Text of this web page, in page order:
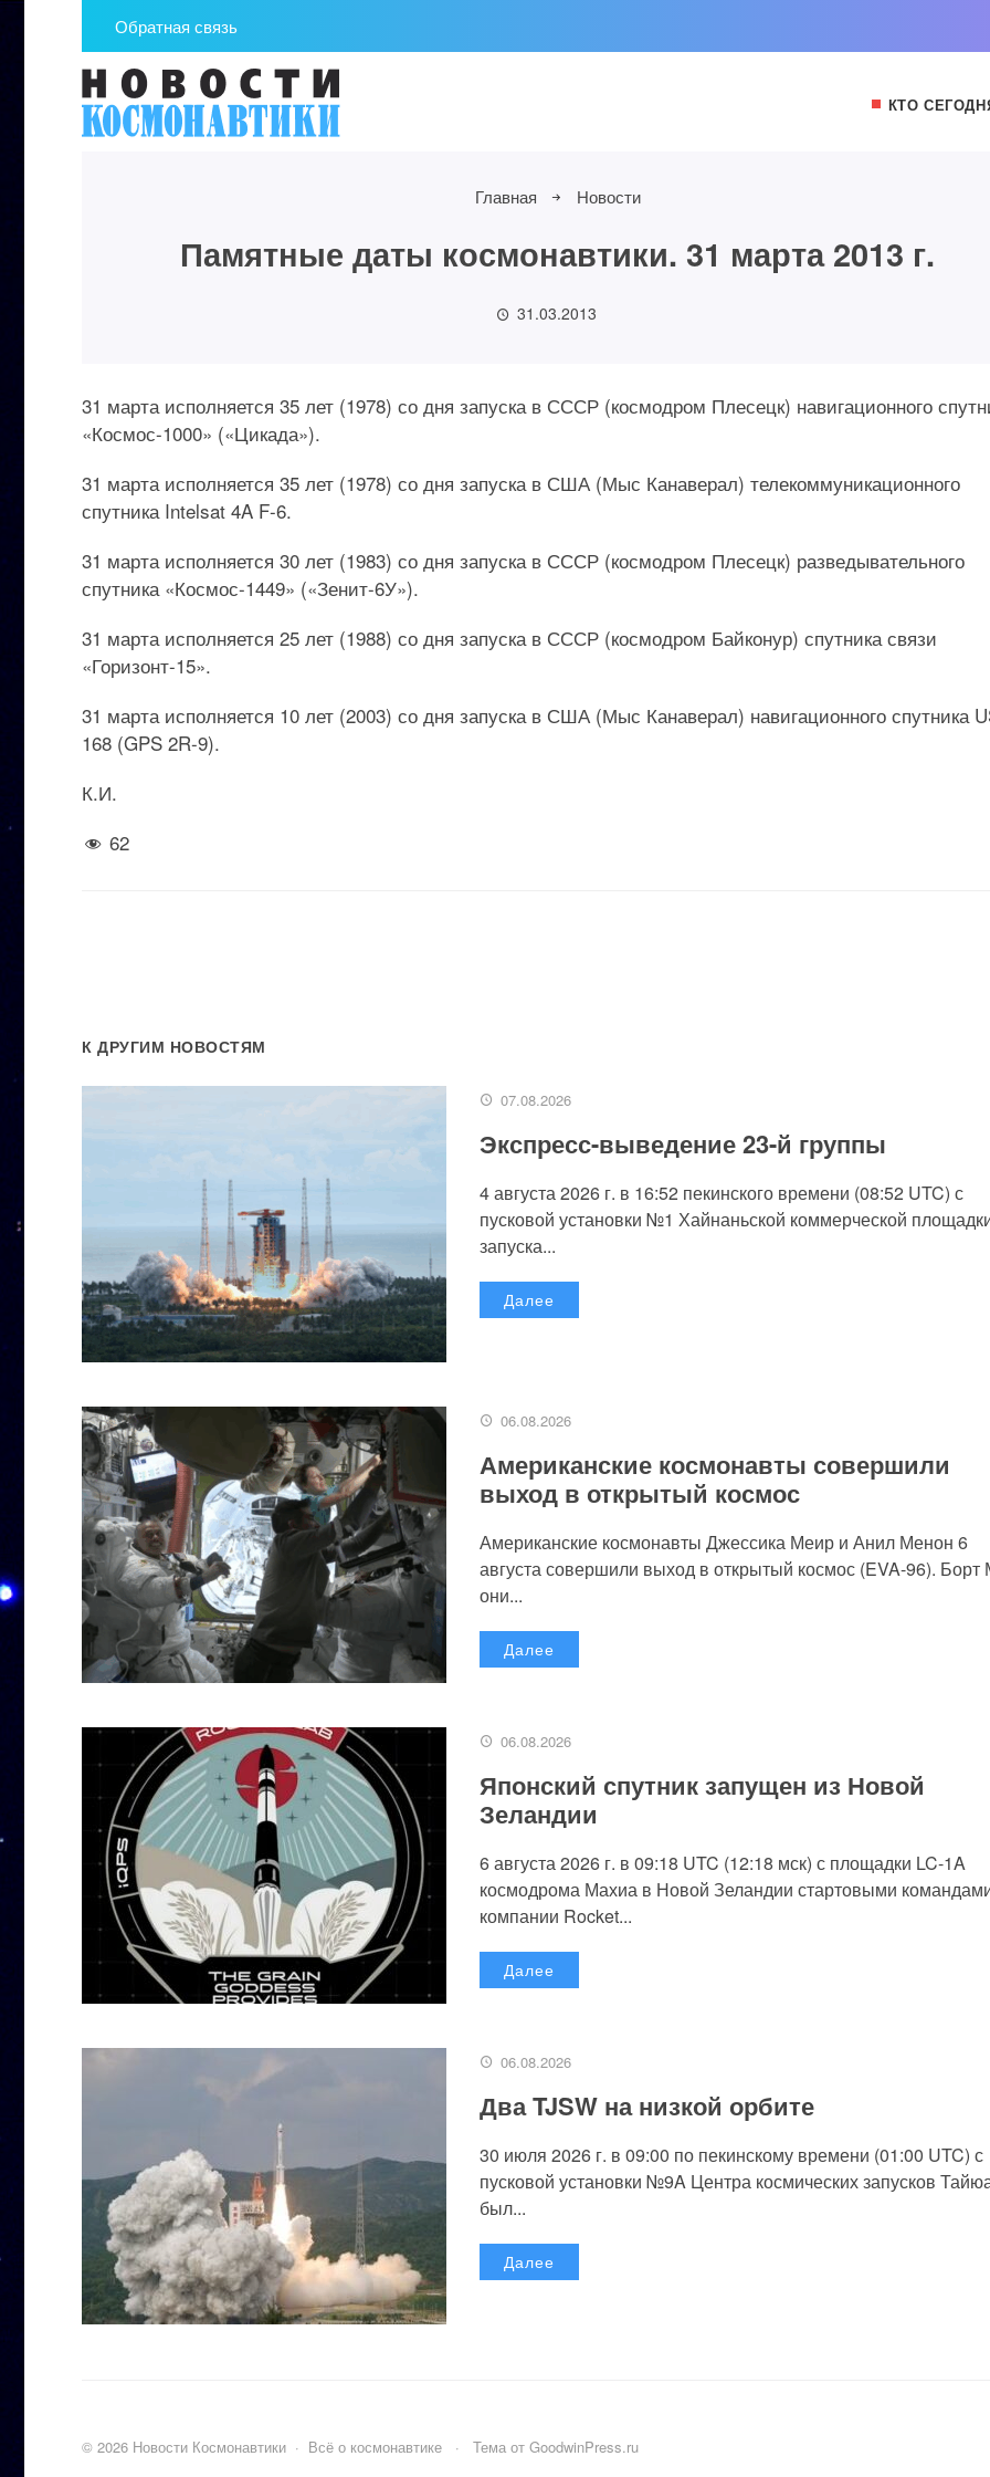
Обратная связь
КТО
Главная Новости
Памятные даты космонавтики. 31 марта 2013 г.
31.03.2013
31 марта исполняется 35 лет (1978) со дня запуска в СССР (космодром Плесецк) навигационного
«Космос-1000» («Цикада»).
31 марта исполняется 35 лет (1978) со дня запуска в США (Мыс Канаверал) телекоммуникационного
спутника Intelsat 4A F-6.
31 марта исполняется 30 лет (1983) со дня запуска в СССР (космодром Плесецк) разведывательного
спутника «Космос-1449» («Зенит-6У»).
31 марта исполняется 25 лет (1988) со дня запуска в СССР (космодром Байконур) спутника связи
«Горизонт-15».
31 марта исполняется 10 лет (2003) со дня запуска в США (Мыс Канаверал) навигационного спутника
168 (GPS 2R-9).
К.И.
62
К ДРУГИМ НОВОСТЯМ
07.08.2026
Экспресс-выведение 23-й группы
4 августа 2026 г. в 16:52 пекинского времени (08:52 UTC) с
пусковой установки №1 Хайнаньской коммерческой
запуска...
Далее
06.08.2026
Американские космонавты совершили
выход в открытый космос
Американские космонавты Джессика Меир и Анил Менон 6
августа совершили выход в открытый космос (EVA-96).
они...
Далее
06.08.2026
Японский спутник запущен из Новой
Зеландии
6 августа 2026 г. в 09:18 UTC (12:18 мск) с площадки LC-1A
космодрома Махиа в Новой Зеландии стартовыми
компании Rocket...
Далее
06.08.2026
Два TJSW на низкой орбите
30 июля 2026 г. в 09:00 по пекинскому времени (01:00 UTC) с
пусковой установки №9A Центра космических запусков
был...
Далее
© 2026 Новости Космонавтики · Всё о космонавтике · Тема от GoodwinPress.ru